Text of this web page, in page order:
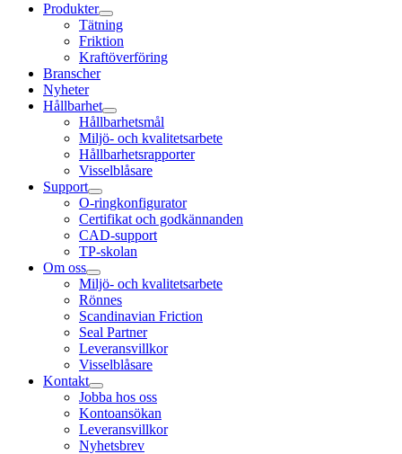
Produkter
Tätning
Friktion
Kraftöverföring
Branscher
Nyheter
Hållbarhet
Hållbarhetsmål
Miljö- och kvalitetsarbete
Hållbarhetsrapporter
Visselblåsare
Support
O-ringkonfigurator
Certifikat och godkännanden
CAD-support
TP-skolan
Om oss
Miljö- och kvalitetsarbete
Rönnes
Scandinavian Friction
Seal Partner
Leveransvillkor
Visselblåsare
Kontakt
Jobba hos oss
Kontoansökan
Leveransvillkor
Nyhetsbrev